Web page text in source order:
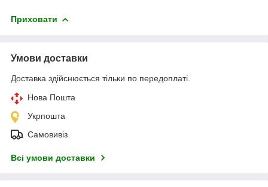
Приховати
Умови доставки
Доставка здійснюється тільки по передоплаті.
Нова Пошта
Укрпошта
Самовивіз
Всі умови доставки